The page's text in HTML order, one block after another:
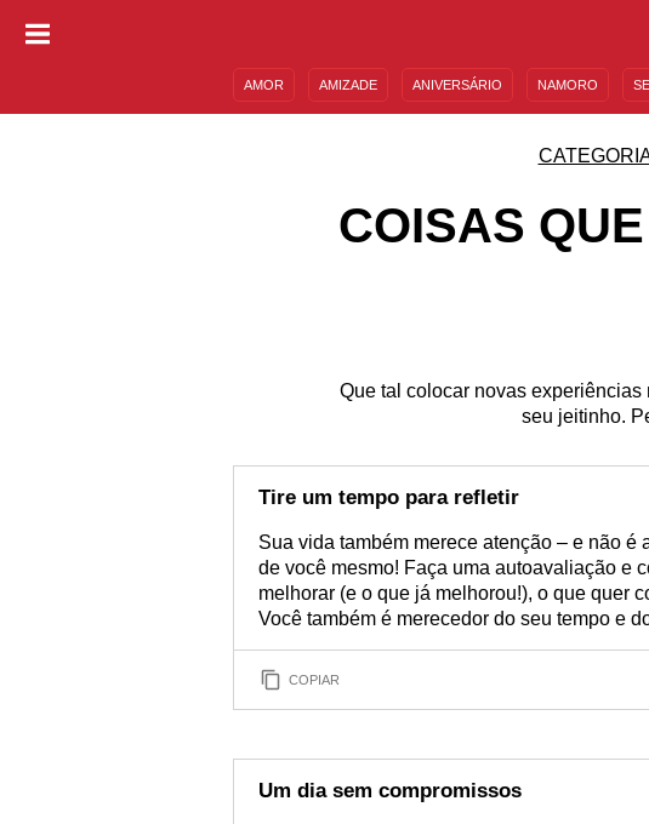
AMOR AMIZADE ANIVERSÁRIO NAMORO
COISAS
Que tal colocar novas
seu jeitinho.
Tire um tempo para refletir
Sua vida também merece atenção – e não
de você mesmo! Faça uma autoavaliação e
melhorar (e o que já melhorou!), o que quer
Você também é merecedor do seu tempo e
COPIAR
Um dia sem compromissos